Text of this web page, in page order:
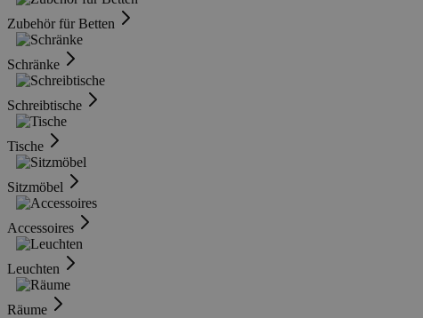
Zubehör für Betten
Schränke
Schreibtische
Tische
Sitzmöbel
Accessoires
Leuchten
Räume